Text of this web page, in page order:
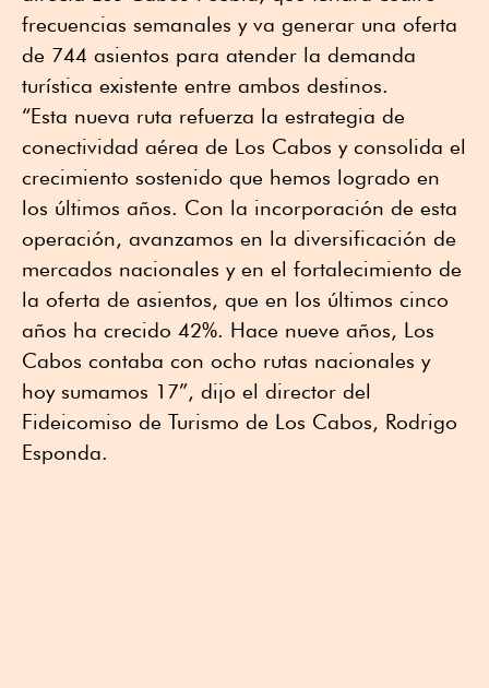
frecuencias semanales y va generar una oferta
de 744 asientos para atender la demanda
turística existente entre ambos destinos.
“Esta nueva ruta refuerza la estrategia de
conectividad aérea de Los Cabos y consolida el
crecimiento sostenido que hemos logrado en
los últimos años. Con la incorporación de esta
operación, avanzamos en la diversificación de
mercados nacionales y en el fortalecimiento de
la oferta de asientos, que en los últimos cinco
años ha crecido 42%. Hace nueve años, Los
Cabos contaba con ocho rutas nacionales y
hoy sumamos 17”, dijo el director del
Fideicomiso de Turismo de Los Cabos, Rodrigo
Esponda.